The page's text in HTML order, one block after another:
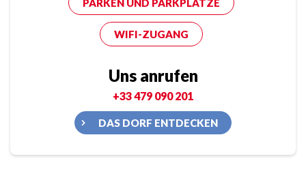
PARKEN UND PARKPLÄTZE
WIFI-ZUGANG
Uns anrufen
+33 479 090 201
DAS DORF ENTDECKEN